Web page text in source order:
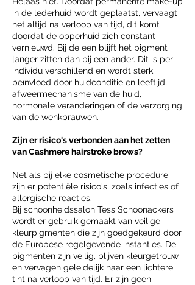
in de lederhuid wordt geplaatst, vervaagt
het altijd na verloop van tijd, dit komt
doordat de opperhuid zich constant
vernieuwd. Bij de een blijft het pigment
langer zitten dan bij een ander. Dit is per
individu verschillend en wordt sterk
beïnvloed door huidconditie en leeftijd,
afweermechanisme van de huid,
hormonale veranderingen of de verzorging
van de wenkbrauwen.
Zijn er risico's verbonden aan het zetten
van Cashmere hairstroke brows?
Net als bij elke cosmetische procedure
zijn er potentiële risico's, zoals infecties of
allergische reacties.
Bij schoonheidssalon Tess Schoonackers
wordt er gebruik gemaakt van veilige
kleurpigmenten die zijn goedgekeurd door
de Europese regelgevende instanties. De
pigmenten zijn veilig, blijven kleurgetrouw
en vervagen geleidelijk naar een lichtere
tint na verloop van tijd. Er zijn geen